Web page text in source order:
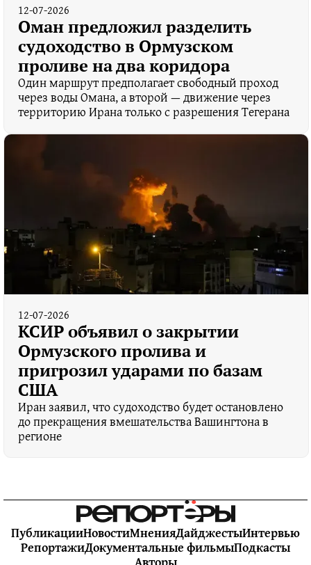
12-07-2026
Оман предложил разделить
судоходство в Ормузском
проливе на два коридора
Один маршрут предполагает свободный проход
через воды Омана, а второй — движение через
территорию Ирана только с разрешения Тегерана
12-07-2026
КСИР объявил о закрытии
Ормузского пролива и
пригрозил ударами по базам
США
Иран заявил, что судоходство будет остановлено
до прекращения вмешательства Вашингтона в
регионе
ПубликацииНовостиМненияДайджестыИнтервью
РепортажиДокументальные фильмыПодкасты